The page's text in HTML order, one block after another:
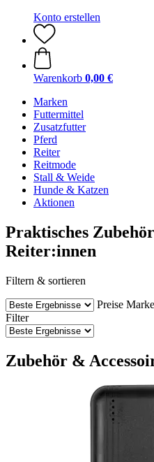
Konto erstellen
Warenkorb 0,00 €
Marken
Futtermittel
Zusatzfutter
Pferd
Reiter
Reitmode
Stall & Weide
Hunde & Katzen
Aktionen
Praktisches
Reiter:innen
Filtern & sortieren
Preise
Filter
Zubehör &